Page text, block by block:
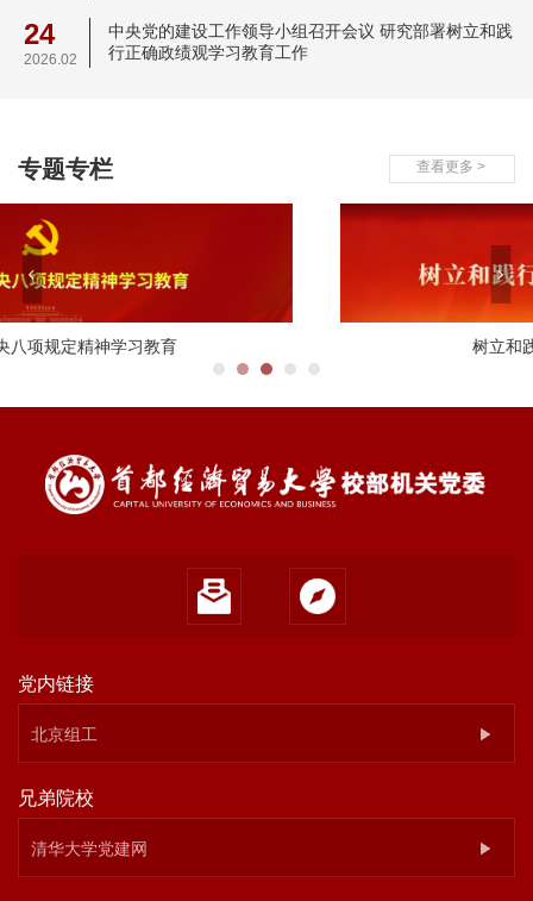
24
2026.02
中央党的建设工作领导小组召开会议 研究部署树立和践
行正确政绩观学习教育工作
查看更多 >
专题专栏
树立和践行正确政绩观学习教育
党内链接
北京组工
兄弟院校
清华大学党建网